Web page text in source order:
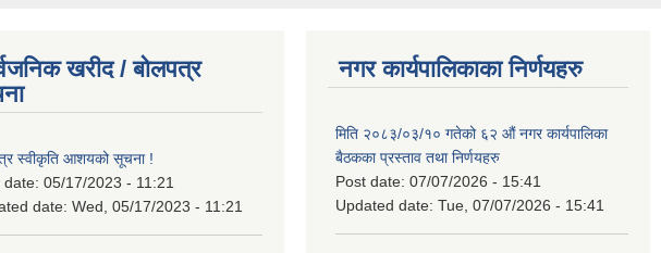
खरीद / बोलपत्र
स्वीकृति आशयको सूचना !
date: 05/17/2023 - 11:21
date: Wed, 05/17/2023 - 11:21
नगर कार्यपालिकाका निर्णयहरु
मिति २०८३/०३/१० गतेको ६२ औं नगर कार्यपालिका
बैठकका प्रस्ताव तथा निर्णयहरु
Post date: 07/07/2026 - 15:41
Updated date: Tue, 07/07/2026 - 15:41